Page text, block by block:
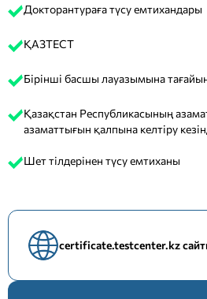
Докторантураға түсу емтихандары
ҚАЗТЕСТ
Бірінші басшы лауазымына
Қазақстан Республикасының
азаматтығын қалпына келтіру
Шет тілдерінен түсу емтиханы
certificate.testcenter.kz